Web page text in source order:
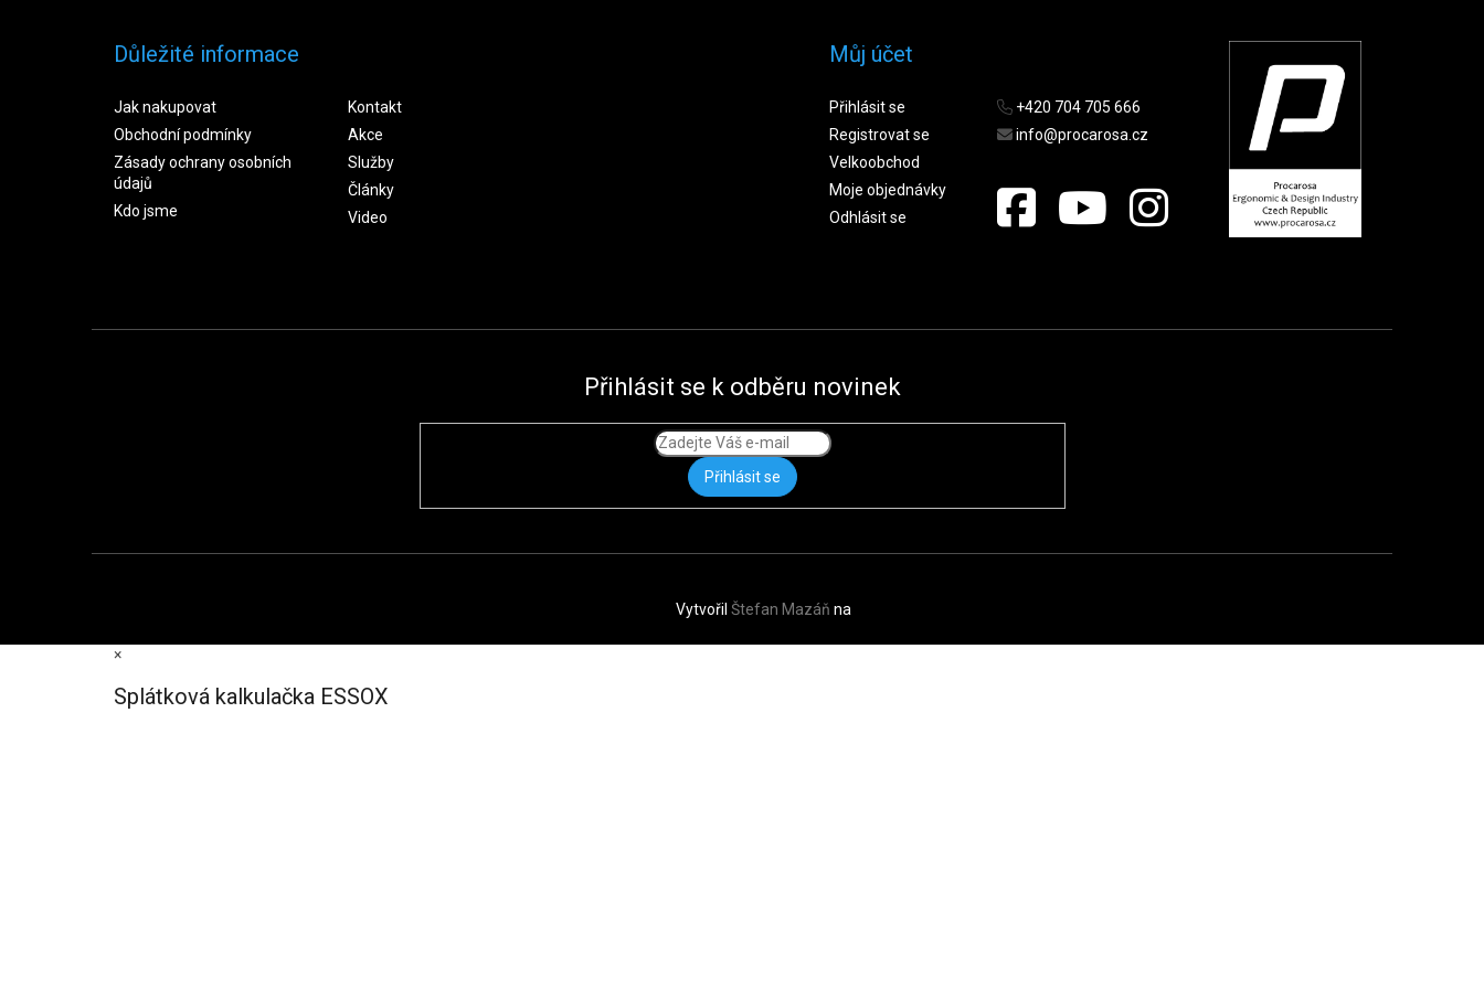
Důležité informace
Jak nakupovat
Obchodní podmínky
Zásady ochrany osobních
údajů
Kdo jsme
Kontakt
Akce
Služby
Články
Video
Můj účet
Přihlásit se
Registrovat se
Velkoobchod
Moje objednávky
Odhlásit se
+420 704 705 666
info@procarosa.cz
Přihlásit se k odběru novinek
Přihlásit se
Vytvořil Štefan Mazáň na
×
Splátková kalkulačka ESSOX